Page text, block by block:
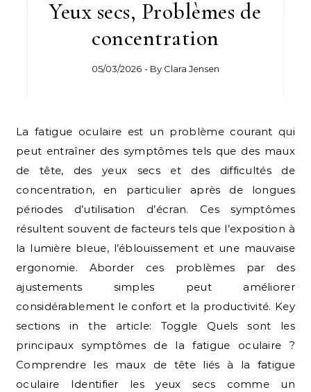
Yeux secs, Problèmes de
concentration
05/03/2026 - By Clara Jensen
La fatigue oculaire est un problème courant qui
peut entraîner des symptômes tels que des maux
de tête, des yeux secs et des difficultés de
concentration, en particulier après de longues
périodes d’utilisation d’écran. Ces symptômes
résultent souvent de facteurs tels que l’exposition à
la lumière bleue, l’éblouissement et une mauvaise
ergonomie. Aborder ces problèmes par des
ajustements simples peut améliorer
considérablement le confort et la productivité. Key
sections in the article: Toggle Quels sont les
principaux symptômes de la fatigue oculaire ?
Comprendre les maux de tête liés à la fatigue
oculaire Identifier les yeux secs comme un